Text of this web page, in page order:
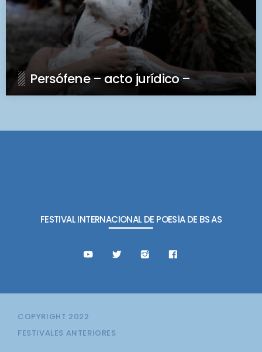
Persófene – acto jurídico –
FESTIVAL INTERNACIONAL DE POESÍA DE BS AS
COPYRIGHT 2022
FESTIVALES ANTERIORES